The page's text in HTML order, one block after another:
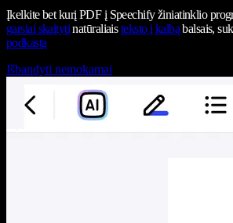
Įkelkite bet kurį PDF į Speechify žiniatinklio
garsiai skaitytinatūraliaisteksto į kalbąbalsais,
podkastą
Išbandyti nemokamai